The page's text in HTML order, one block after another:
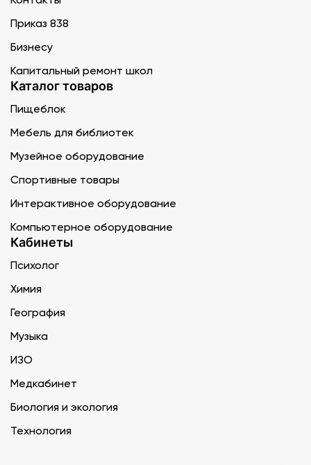
Приказ 838
Бизнесу
Капитальный ремонт школ
Каталог товаров
Пищеблок
Мебель для библиотек
Музейное оборудование
Спортивные товары
Интерактивное оборудование
Компьютерное оборудование
Кабинеты
Психолог
Химия
География
Музыка
ИЗО
Медкабинет
Биология и экология
Технология